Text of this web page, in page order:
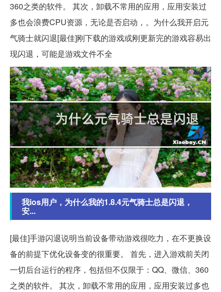
360之类的软件。 其次，卸载不常用的应用，应用安装过
多也会浪费CPU资源，无论是否启动，。为什么我开启元
气骑士就闪退[最佳]刚下载的游戏或刚更新完的游戏容易出
现闪退，可能是游戏文件不全
我ios用户，为什么我的1.8.4元气骑士总是闪退，
安...
[最佳]手游闪退说明当前设备带动游戏很吃力，在不更换设
备的前提下优化设备变的很重要。 首先，进入游戏前关闭
一切后台运行的程序，包括但不仅限于：QQ、微信、360
之类的软件。 其次，卸载不常用的应用，应用安装过多也